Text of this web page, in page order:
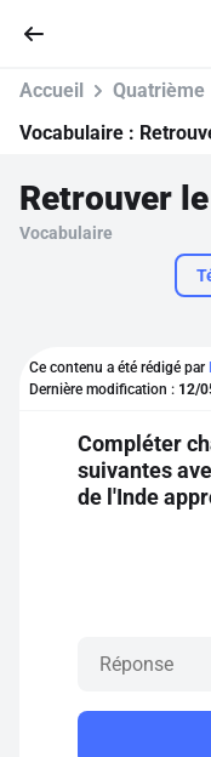
Accueil
Se connecter
Accueil Quatrième
Vocabulaire :
Vocabulaire
Ce contenu a été rédigé par
Dernière modification : 12/
Compléter
suivantes
de l'Inde